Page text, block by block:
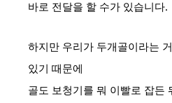
바로 전달을 할 수가 있습니다.
하지만 우리가 두개골이라는
있기 때문에
골도 보청기를 뭐 이빨로 잡든